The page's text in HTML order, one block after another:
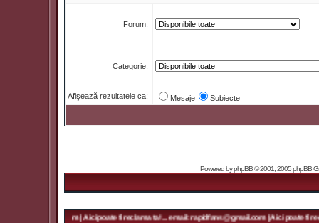
Forum:
Categorie:
Afişează rezultatele ca: Mesaje Subiecte
Powered byphpBB© 2001, 2005 phpBB
| Aici poate fi reclama ta! ... email: rapidfans@gmail.com | Aici poate fi